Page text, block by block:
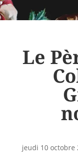
Le
jeudi 10 octobre